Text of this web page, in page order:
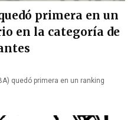
primera en un
en la categoría de
quedó primera en un ranking